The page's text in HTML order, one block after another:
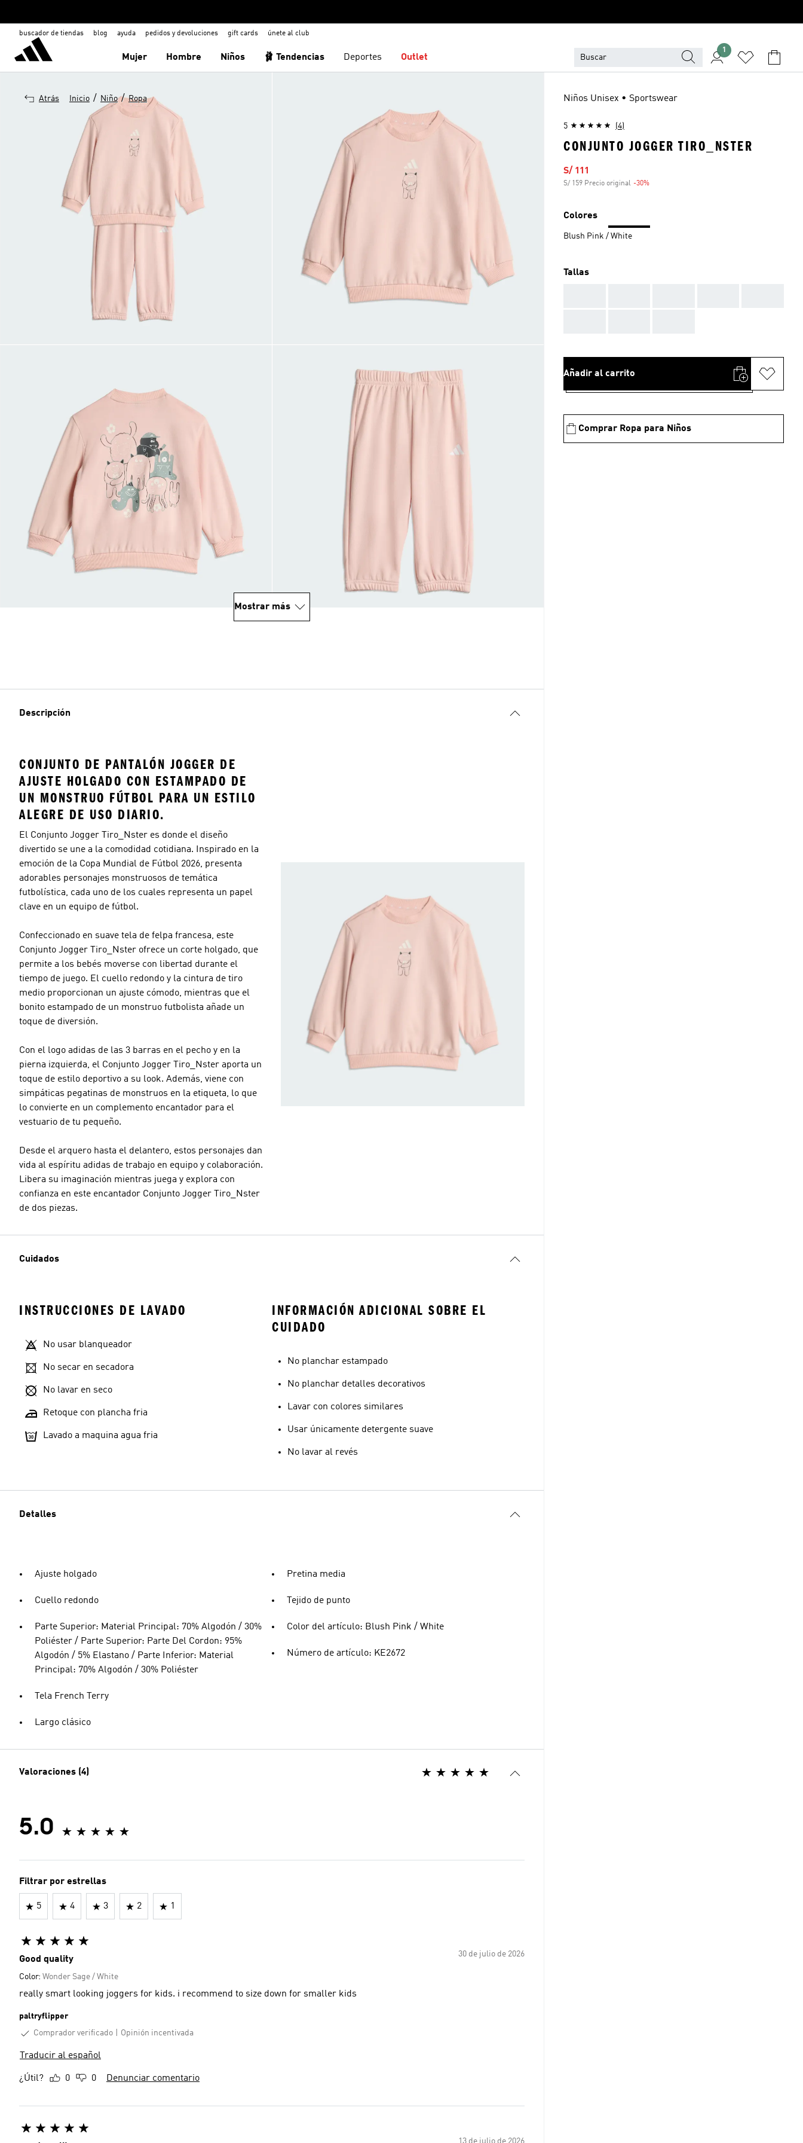
buscador de tiendas blog ayuda pedidos y devoluciones gift cards únete al club
Mujer Hombre Niños 🩰 Tendencias Deportes Outlet
1
Atrás Inicio / Niño / Ropa
Mostrar más
Descripción
CONJUNTO DE PANTALÓN JOGGER DE
AJUSTE HOLGADO CON ESTAMPADO DE
UN MONSTRUO FÚTBOL PARA UN ESTILO
ALEGRE DE USO DIARIO.
El Conjunto Jogger Tiro_Nster es donde el diseño
divertido se une a la comodidad cotidiana. Inspirado en la
emoción de la Copa Mundial de Fútbol 2026, presenta
adorables personajes monstruosos de temática
futbolística, cada uno de los cuales representa un papel
clave en un equipo de fútbol.
Confeccionado en suave tela de felpa francesa, este
Conjunto Jogger Tiro_Nster ofrece un corte holgado, que
permite a los bebés moverse con libertad durante el
tiempo de juego. El cuello redondo y la cintura de tiro
medio proporcionan un ajuste cómodo, mientras que el
bonito estampado de un monstruo futbolista añade un
toque de diversión.
Con el logo adidas de las 3 barras en el pecho y en la
pierna izquierda, el Conjunto Jogger Tiro_Nster aporta un
toque de estilo deportivo a su look. Además, viene con
simpáticas pegatinas de monstruos en la etiqueta, lo que
lo convierte en un complemento encantador para el
vestuario de tu pequeño.
Desde el arquero hasta el delantero, estos personajes dan
vida al espíritu adidas de trabajo en equipo y colaboración.
Libera su imaginación mientras juega y explora con
confianza en este encantador Conjunto Jogger Tiro_Nster
de dos piezas.
Cuidados
INSTRUCCIONES DE LAVADO
No usar blanqueador
No secar en secadora
No lavar en seco
Retoque con plancha fria
Lavado a maquina agua fria
INFORMACIÓN ADICIONAL SOBRE EL
CUIDADO
No planchar estampado
No planchar detalles decorativos
Lavar con colores similares
Usar únicamente detergente suave
No lavar al revés
Detalles
Ajuste holgado
Cuello redondo
Parte Superior: Material Principal: 70% Algodón / 30%
Poliéster / Parte Superior: Parte Del Cordon: 95%
Algodón / 5% Elastano / Parte Inferior: Material
Principal: 70% Algodón / 30% Poliéster
Tela French Terry
Largo clásico
Pretina media
Tejido de punto
Color del artículo: Blush Pink / White
Número de artículo: KE2672
Valoraciones (4)
5.0
Filtrar por estrellas
5 4 3 2 1
30 de julio de 2026
Good quality
Color: Wonder Sage / White
really smart looking joggers for kids. i recommend to size down for smaller kids
paltryflipper
Comprador verificado
Opinión incentivada
Traducir al español
¿Útil? 0 0 Denunciar comentario
13 de julio de 2026
Niños Unisex • Sportswear
5 (4)
CONJUNTO JOGGER TIRO_NSTER
Precio de venta
S/ 111
S/ 159 Precio original -30%
Colores
Blush Pink / White
Tallas
Añadir al carrito
Comprar Ropa para Niños